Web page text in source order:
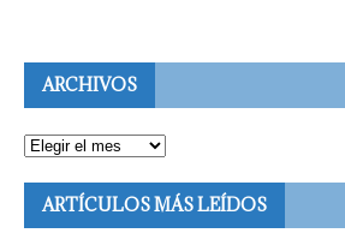
ARCHIVOS
ARTÍCULOS MÁS LEÍDOS